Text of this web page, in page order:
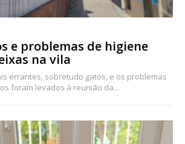
e problemas de higiene
na vila
errantes, sobretudo gatos, e os problemas
foram levados à reunião da...